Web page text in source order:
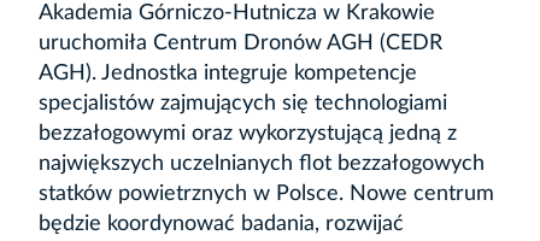
Akademia Górniczo-Hutnicza w Krakowie
uruchomiła Centrum Dronów AGH (CEDR
AGH). Jednostka integruje kompetencje
specjalistów zajmujących się technologiami
bezzałogowymi oraz wykorzystującą jedną z
największych uczelnianych flot bezzałogowych
statków powietrznych w Polsce. Nowe centrum
będzie koordynować badania, rozwijać